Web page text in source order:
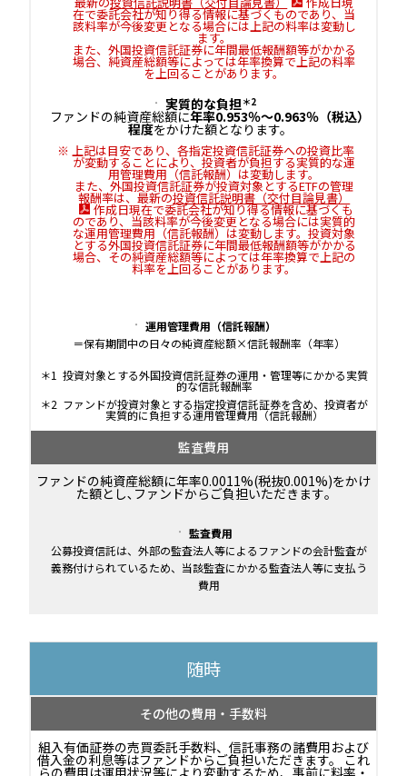
在で委託会社が知り得る情報に基づくものであり、当
該料率が今後変更となる場合には上記の料率は変動し
ます。
また、外国投資信託証券に年間最低報酬額等がかかる
場合、純資産総額等によっては年率換算で上記の料率
を上回ることがあります。
実質的な負担＊2
ファンドの純資産総額に年率0.953％～0.963％（税込）
程度をかけた額となります。
上記は目安であり、各指定投資信託証券への投資比率
が変動することにより、投資者が負担する実質的な運
用管理費用（信託報酬）は変動します。
また、外国投資信託証券が投資対象とするETFの管理
報酬率は、最新の投資信託説明書（交付目論見書）
作成日現在で委託会社が知り得る情報に基づくも
のであり、当該料率が今後変更となる場合には実質的
な運用管理費用（信託報酬）は変動します。投資対象
とする外国投資信託証券に年間最低報酬額等がかかる
場合、その純資産総額等によっては年率換算で上記の
料率を上回ることがあります。
運用管理費用（信託報酬）
＝保有期間中の日々の純資産総額×信託報酬率（年率）
投資対象とする外国投資信託証券の運用・管理等にかかる実質
的な信託報酬率
ファンドが投資対象とする指定投資信託証券を含め、投資者が
実質的に負担する運用管理費用（信託報酬）
監査費用
ファンドの純資産総額に年率0.0011%(税抜0.001%)をかけ
た額とし､ファンドからご負担いただきます｡
監査費用
公募投資信託は、外部の監査法人等によるファンドの会計監査が
義務付けられているため、当該監査にかかる監査法人等に支払う
費用
随時
その他の費用・手数料
組入有価証券の売買委託手数料、信託事務の諸費用および
借入金の利息等はファンドからご負担いただきます。 これ